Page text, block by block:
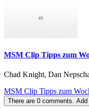
MSM Clip Tipps zum
Chad Knight, Dan
MSM Clip Tipps zum
There are 0 comments. Add